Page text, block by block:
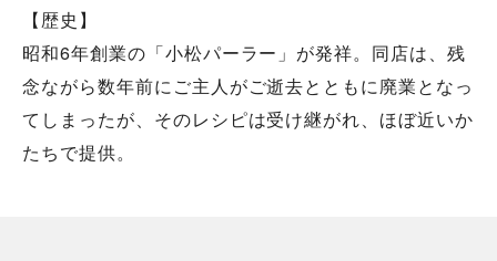
【歴史】
昭和6年創業の「小松パーラー」が発祥。同店は、残
念ながら数年前にご主人がご逝去とともに廃業となっ
てしまったが、そのレシピは受け継がれ、ほぼ近いか
たちで提供。